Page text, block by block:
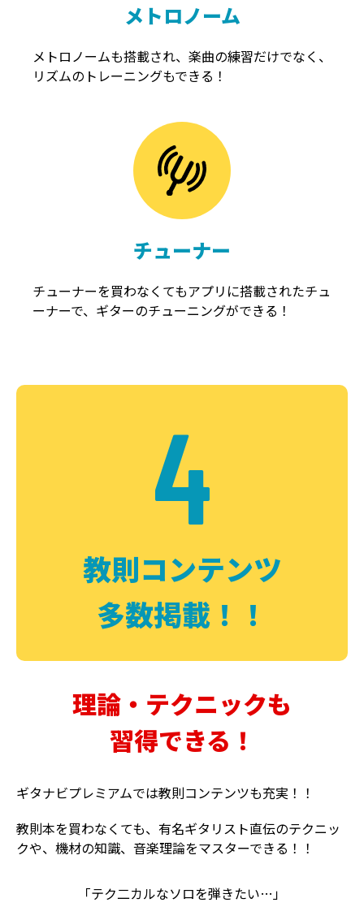
メトロノーム
メトロノームも搭載され、楽曲の練習だけでなく、
リズムのトレーニングもできる！
チューナー
チューナーを買わなくてもアプリに搭載されたチュ
ーナーで、ギターのチューニングができる！
4
教則コンテンツ
多数掲載！！
理論・テクニックも
習得できる！
ギタナビプレミアムでは教則コンテンツも充実！！
教則本を買わなくても、有名ギタリスト直伝のテクニッ
クや、機材の知識、音楽理論をマスターできる！！
「テク二カルなソロを弾きたい…」